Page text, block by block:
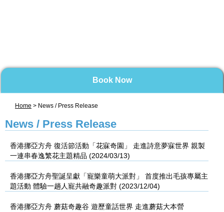
Book Now
Home > News / Press Release
News / Press Release
香港挪亞方舟 復活節活動「花寐奇園」 走進詩意夢寐世界 親製
一連串春逸繁花主題精品 (2024/03/13)
香港挪亞方舟聖誕呈獻「寵樂童萌大派對」 首度推出毛孩專屬主
題活動 體驗一趟人寵共融奇趣派對 (2023/12/04)
香港挪亞方舟 蘑菇奇趣谷 遊歷童話世界 走進蘑菇大本營